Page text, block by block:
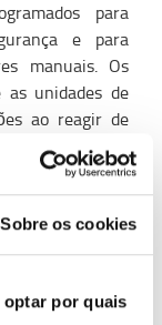
Sobre os cookies
optar por quais
para
e para
manuais. Os
as unidades de
ao reagir de
percurso dos
de 360°
software para
e seguro da